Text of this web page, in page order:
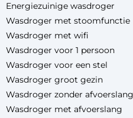
Energiezuinige wasdroger
Wasdroger met stoomfunctie
Wasdroger met wifi
Wasdroger voor 1 persoon
Wasdroger voor een stel
Wasdroger groot gezin
Wasdroger zonder afvoerslang
Wasdroger met afvoerslang